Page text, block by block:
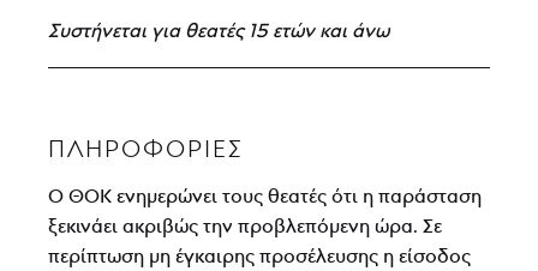
Συστήνεται για θεατές 15 ετών και άνω
ΠΛΗΡΟΦΟΡΊΕΣ
Ο ΘΟΚ ενημερώνει τους θεατές ότι η παράσταση
ξεκινάει ακριβώς την προβλεπόμενη ώρα. Σε
περίπτωση μη έγκαιρης προσέλευσης η είσοδος